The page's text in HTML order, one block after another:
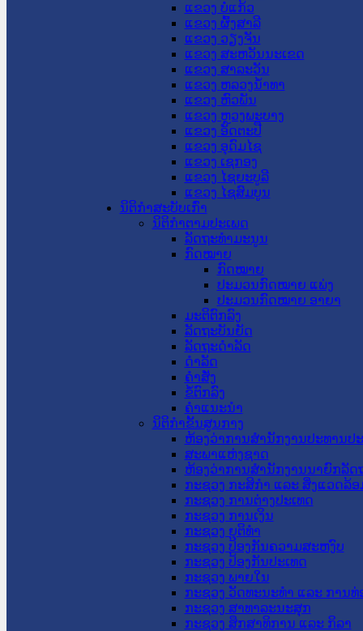
ແຂວງ ບໍ່ແກ້ວ
ແຂວງ ຜົ້ງສາລີ
ແຂວງ ວຽງຈັນ
ແຂວງ ສະຫວັນນະເຂດ
ແຂວງ ສາລະວັນ
ແຂວງ ຫລວງນໍ້າທາ
ແຂວງ ຫົວພັນ
ແຂວງ ຫຼວງພະບາງ
ແຂວງ ອັດຕະປື
ແຂວງ ອຸດົມໄຊ
ແຂວງ ເຊກອງ
ແຂວງ ໄຊຍະບູລີ
ແຂວງ ໄຊສົມບູນ
ນິຕິກໍາສະບັບເກົ່າ
ນິຕິກຳຕາມປະເພດ
ລັດຖະທໍາມະນູນ
ກົດໝາຍ
ກົດໝາຍ
ປະມວນກົດໝາຍ ແພ່ງ
ປະມວນກົດໝາຍ ອາຍາ
ມະຕິຕົກລົງ
ລັດຖະບັນຍັດ
ລັດຖະດໍາລັດ
ດໍາລັດ
ຄໍາສັ່ງ
ຂໍ້ຕົກລົງ
ຄໍາແນະນໍາ
ນິຕິກໍາຂັ້ນສູນກາງ
ຫ້ອງວ່າການສໍານັກງານປະທານປ
ສະພາແຫ່ງຊາດ
ຫ້ອງວ່າການສຳນັກງານນາຍົກລັດ
ກະຊວງ ກະສິກຳ ແລະ ສິ່ງແວດລ້ອ
ກະຊວງ ການຕ່າງປະເທດ
ກະຊວງ ການເງິນ
ກະຊວງ ຍຸຕິທໍາ
ກະຊວງ ປ້ອງກັນຄວາມສະຫງົບ
ກະຊວງ ປ້ອງກັນປະເທດ
ກະຊວງ ພາຍໃນ
ກະຊວງ ວັດທະນະທຳ ແລະ ການທ່
ກະຊວງ ສາທາລະນະສຸກ
ກະຊວງ ສຶກສາທິການ ແລະ ກິລາ